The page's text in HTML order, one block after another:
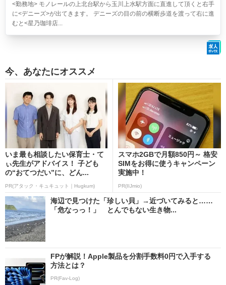
<勤務地> モノレールの上北台駅から玉川上水駅方面に直進して頂くと右手
に<デニーズ>が出てきます。 デニーズの目の前の横断歩道を渡って右に進
むと<星乃珈琲店...
今、あなたにオススメ
いま最も相談したい保育士・て
ぃ先生がアドバイス！ 子ども
の“おてつだい”に、どん...
PR(アタック・キュキュット｜Hugkum)
スマホ2GBで月額850円～ 格安
SIMをお得に使うキャンペーン
実施中！
PR(IIJmio)
海辺で見つけた「珍しい貝」→近づいてみると……
「危なっっ！」 とんでもない生き物...
FPが解説！Apple製品を分割手数料0円で入手する
方法とは？
PR(Fav-Log)